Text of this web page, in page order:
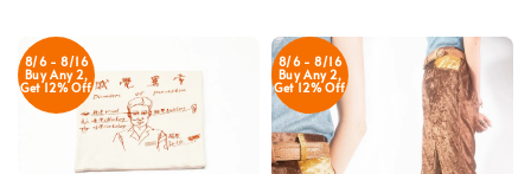
8/6 - 8/16
Buy Any 2,
Get 12% Off
8/6 - 8/16
Buy Any 2,
Get 12% Off